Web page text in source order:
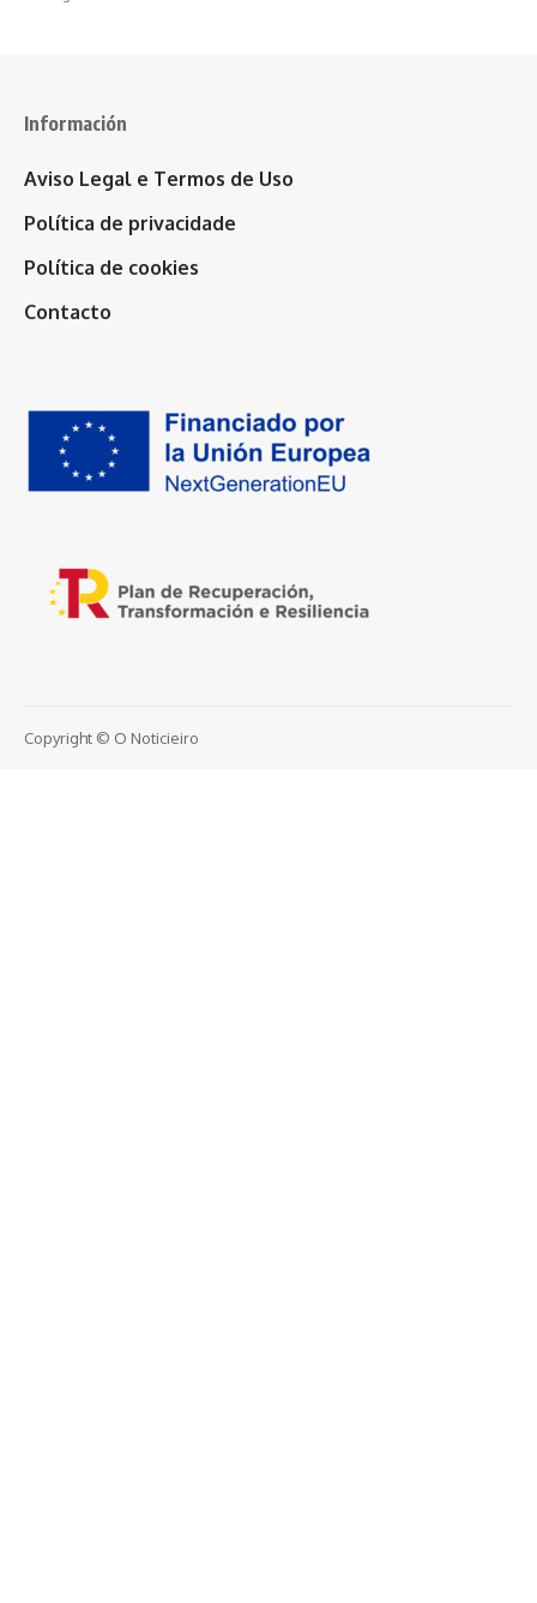
Información
Aviso Legal e Termos de Uso
Política de privacidade
Política de cookies
Contacto
Copyright © O Noticieiro